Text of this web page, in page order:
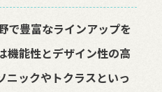
で豊富なラインアップを
機能性とデザイン性の高
ニックやトクラスといっ